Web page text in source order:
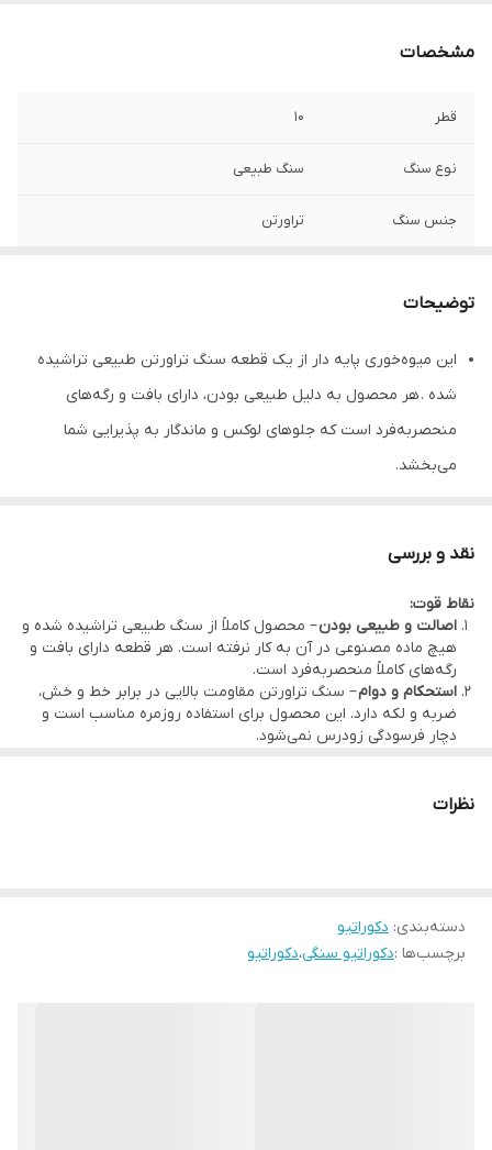
مشخصات
قطر 10
نوع سنگ سنگ طبیعی
جنس سنگ تراورتن
توضیحات
این میوه‌خوری پایه دار از یک قطعه سنگ تراورتن طبیعی تراشیده
شده . هر محصول به دلیل طبیعی بودن، دارای بافت و رگه‌های
منحصربه‌فرد است که جلوهای لوکس و ماندگار به پذیرایی شما
می‌بخشد.
ممکن است رگه ها و رنگ موجود و همچنین در سایز کالای ارسالی کمی
متفاوت باشد ولی تمامی ساختار یکسان میباشد
جنس: تراورتن طبیعی
مقاوم در برابر خط و خش و لکه
قابل شستشو با آب و اسفنج نرم
نقد و بررسی
نقاط قوت:
اصالت و طبیعی بودن– محصول کاملاً از سنگ طبیعی تراشیده شده و
هیچ ماده مصنوعی در آن به کار نرفته است. هر قطعه دارای بافت و
رگه‌های کاملاً منحصربه‌فرد است.
استحکام و دوام– سنگ تراورتن مقاومت بالایی در برابر خط و خش،
ضربه و لکه دارد. این محصول برای استفاده روزمره مناسب است و
دچار فرسودگی زودرس نمی‌شود.
نظرات
دسته‌بندی: دکوراتیو
برچسب‌ها :دکوراتیو سنگی،دکوراتیو